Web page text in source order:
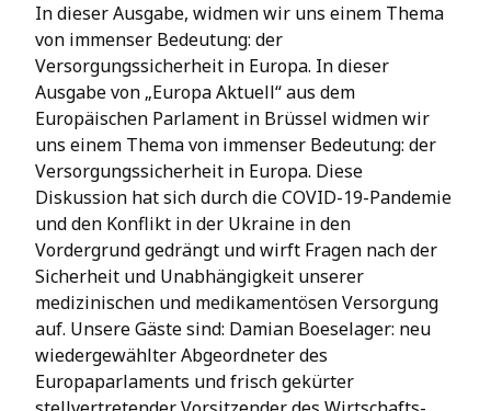
In dieser Ausgabe, widmen wir uns einem Thema
von immenser Bedeutung: der
Versorgungssicherheit in Europa. In dieser
Ausgabe von „Europa Aktuell“ aus dem
Europäischen Parlament in Brüssel widmen wir
uns einem Thema von immenser Bedeutung: der
Versorgungssicherheit in Europa. Diese
Diskussion hat sich durch die COVID-19-Pandemie
und den Konflikt in der Ukraine in den
Vordergrund gedrängt und wirft Fragen nach der
Sicherheit und Unabhängigkeit unserer
medizinischen und medikamentösen Versorgung
auf. Unsere Gäste sind: Damian Boeselager: neu
wiedergewählter Abgeordneter des
Europaparlaments und frisch gekürter